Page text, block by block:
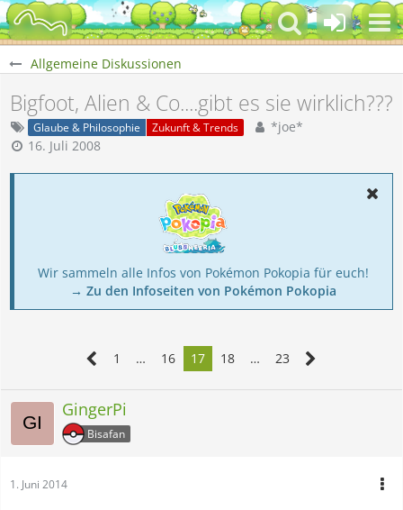
Allgemeine Diskussionen
Bigfoot, Alien & Co....gibt es sie wirklich???
Glaube & Philosophie Zukunft & Trends
*joe*
16. Juli 2008
Wir sammeln alle Infos von Pokémon Pokopia für euch!
→ Zu den Infoseiten von Pokémon Pokopia
1 … 16 17 18 … 23
GingerPi
Bisafan
1. Juni 2014